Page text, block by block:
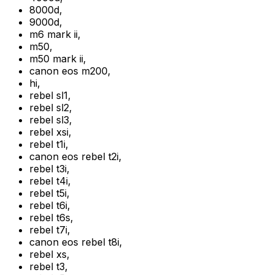
8000d,
9000d,
m6 mark ii,
m50,
m50 mark ii,
canon eos m200,
hi,
rebel sl1,
rebel sl2,
rebel sl3,
rebel xsi,
rebel t1i,
canon eos rebel t2i,
rebel t3i,
rebel t4i,
rebel t5i,
rebel t6i,
rebel t6s,
rebel t7i,
canon eos rebel t8i,
rebel xs,
rebel t3,